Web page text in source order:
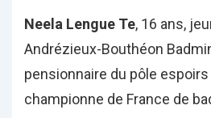
Neela Lengue Te, 16 ans,
Andrézieux-Bouthéon
pensionnaire du pôle
championne de France de